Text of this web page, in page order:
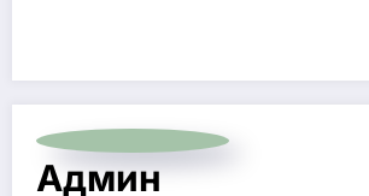
Админ